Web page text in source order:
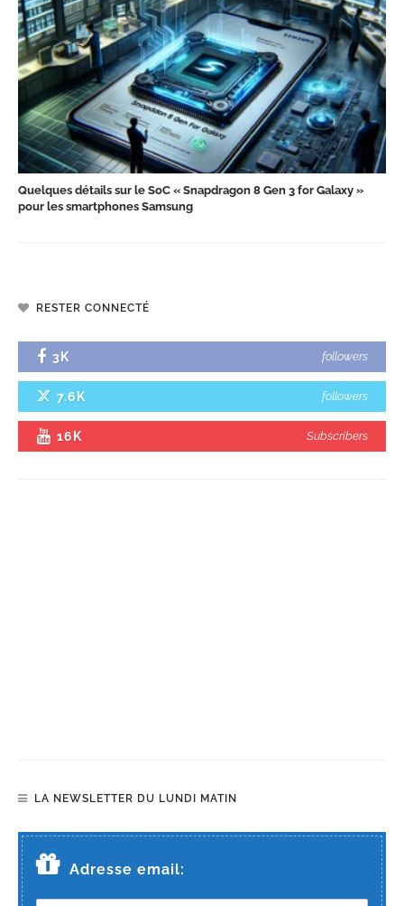
Quelques détails sur le SoC « Snapdragon 8 Gen 3 for Galaxy »
pour les smartphones Samsung
RESTER CONNECTÉ
3K followers
7.6K followers
16K Subscribers
LA NEWSLETTER DU LUNDI MATIN
Adresse email: